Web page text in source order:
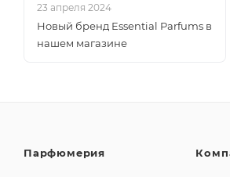
23 апреля 2024
Новый бренд Essential Parfums в
нашем магазине
Парфюмерия